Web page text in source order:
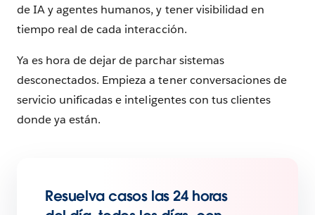
de IA y agentes humanos, y tener visibilidad en
tiempo real de cada interacción.
Ya es hora de dejar de parchar sistemas
desconectados. Empieza a tener conversaciones de
servicio unificadas e inteligentes con tus clientes
donde ya están.
Resuelva casos las 24 horas